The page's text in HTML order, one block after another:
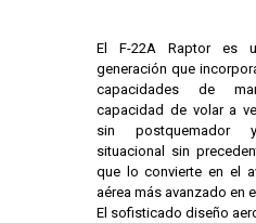
El F-22A Raptor es
generación que
capacidades de
capacidad de volar a
sin postquemador
situacional sin
que lo convierte en el
aérea más avanzado en
El sofisticado diseño